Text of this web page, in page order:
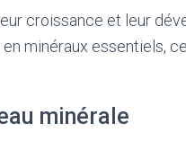
croissance et leur
minéraux essentiels,
minérale